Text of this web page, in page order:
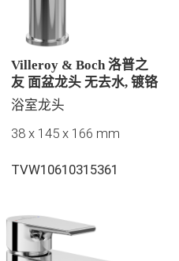
Villeroy & Boch 洛普之
友 面盆龙头 无去水, 镀铬
浴室龙头
38 x 145 x 166 mm
TVW10610315361